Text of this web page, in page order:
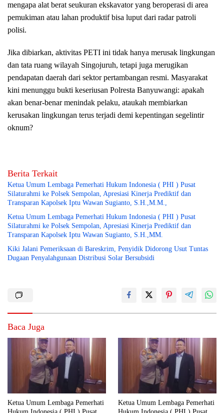
mengapa alat berat seukuran ekskavator yang beroperasi di area
pemukiman atau lahan produktif bisa luput dari radar patroli
polisi.
Jika dibiarkan, aktivitas PETI ini tidak hanya merusak lingkungan
dan tata ruang wilayah Singojuruh, tetapi juga merugikan
pendapatan daerah dari sektor pertambangan resmi. Masyarakat
kini menunggu bukti keseriusan Polresta Banyuwangi: apakah
akan benar-benar menindak pelaku, ataukah membiarkan
kerusakan lingkungan terus terjadi demi kepentingan segelintir
oknum?
Berita Terkait
Ketua Umum Lembaga Pemerhati Hukum Indonesia ( PHI ) Pusat
Silaturahmi ke Polsek Sempolan, Apresiasi Kinerja Prediktif dan
Transparan Kapolsek Iptu Wawan Sugianto, S.H.,M.M.,
Ketua Umum Lembaga Pemerhati Hukum Indonesia ( PHI ) Pusat
Silaturahmi ke Polsek Sempolan, Apresiasi Kinerja Prediktif dan
Transparan Kapolsek Iptu Wawan Sugianto, S.H.,MM.
Kiki Jalani Pemeriksaan di Bareskrim, Penyidik Didorong Usut Tuntas
Dugaan Penyalahgunaan Distribusi Solar Bersubsidi
Baca Juga
Ketua Umum Lembaga Pemerhati
Ketua Umum Lembaga Pemerhati